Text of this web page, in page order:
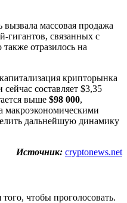
массовая продажа
гигантов, связанных с
отразилось на
крипторынка
составляет $3,35
выше $98 000,
макроэкономическими
дальнейшую динамику
Источник: cryptonews.net
того, чтобы проголосовать.